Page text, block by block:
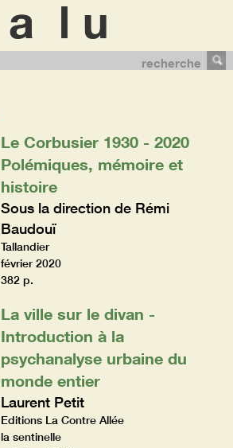
recherche
Le Corbusier 1930 - 2020
Polémiques, mémoire et
histoire
Sous la direction de Rémi
Baudouï
Tallandier
février 2020
382 p.
La ville sur le divan -
Introduction à la
psychanalyse urbaine du
monde entier
Laurent Petit
Editions La Contre Allée
la sentinelle